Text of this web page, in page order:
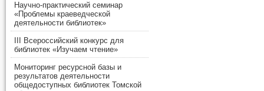
Научно-практический семинар
«Проблемы краеведческой
деятельности библиотек»
III Всероссийский конкурс для
библиотек «Изучаем чтение»
Мониторинг ресурсной базы и
результатов деятельности
общедоступных библиотек Томской